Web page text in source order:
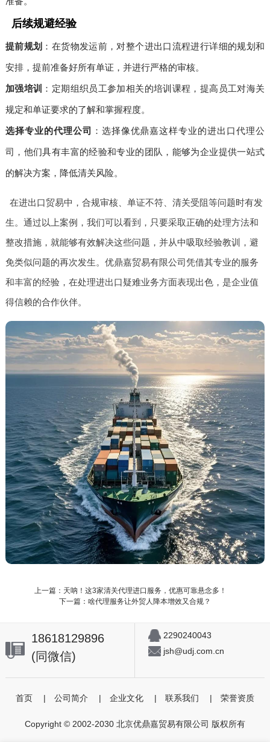
后续规避经验
提前规划 ：在货物发运前，对整个进出口流程进行详细的规划和
安排，提前准备好所有单证，并进行严格的审核。
加强培训 ：定期组织员工参加相关的培训课程，提高员工对海关
规定和单证要求的了解和掌握程度。
选择专业的代理公司 ：选择像优鼎嘉这样专业的进出口代理公
司，他们具有丰富的经验和专业的团队，能够为企业提供一站式
的解决方案，降低清关风险。
在进出口贸易中，合规审核、单证不符、清关受阻等问题时有发
生。通过以上案例，我们可以看到，只要采取正确的处理方法和
整改措施，就能够有效解决这些问题，并从中吸取经验教训，避
免类似问题的再次发生。优鼎嘉贸易有限公司凭借其专业的服务
和丰富的经验，在处理进出口疑难业务方面表现出色，是企业值
得信赖的合作伙伴。
上一篇：天呐！这3家清关代理进口服务，优惠可靠悬念多！
下一篇：啥代理服务让外贸人降本增效又合规？
18618129896
(同微信)
2290240043
jsh@udj.com.cn
首页 | 公司简介 | 企业文化 | 联系我们 | 荣誉资质
Copyright © 2002-2030 北京优鼎嘉贸易有限公司 版权所有